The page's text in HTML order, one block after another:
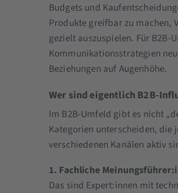
Budgets und
Produkte greifbar zu machen,
gezielt auszuspielen. Für
Kommunikationsstrategien
Beziehungen auf Augenhöhe.
Wer sind eigentlich B2B-
Im B2B-Umfeld gibt es nicht
Kategorien unterscheiden, die
verschiedenen Kanälen aktiv
1. Fachliche
Das sind Expert:innen mit